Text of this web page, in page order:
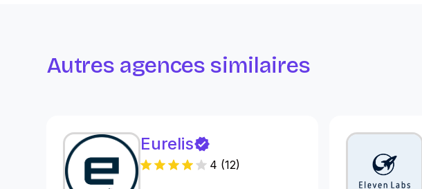
Autres agences similaires
Eurelis
4 (12)